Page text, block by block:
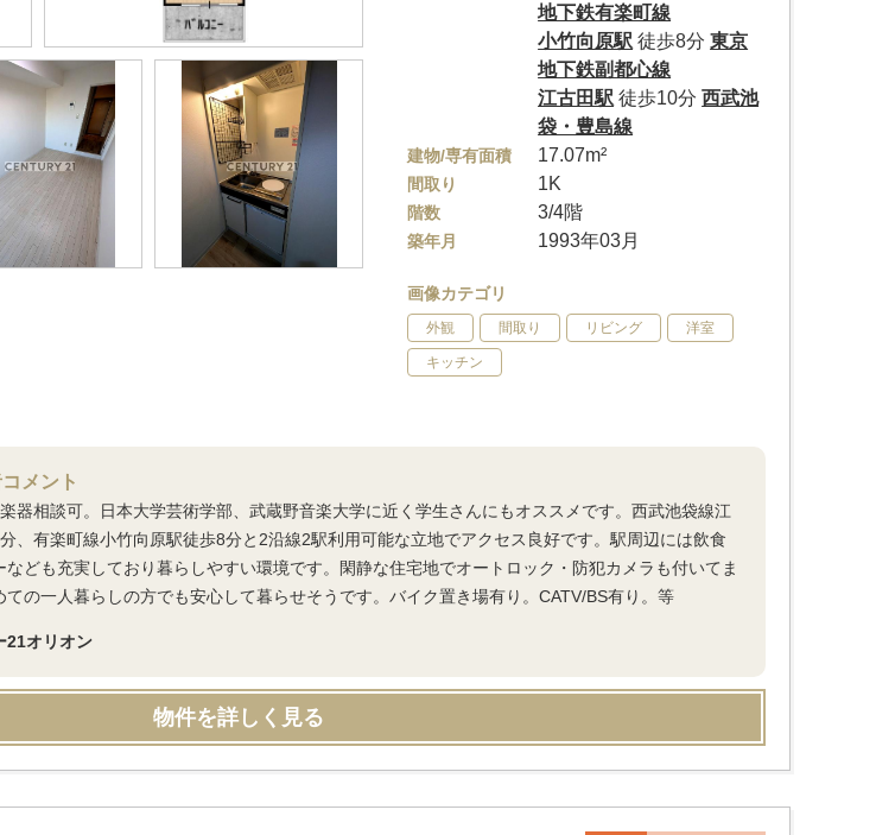
地下鉄有楽町線
小竹向原駅 徒歩8分東京
地下鉄副都心線
江古田駅 徒歩10分西武池
袋・豊島線
建物/専有面積 17.07m²
間取り 1K
階数 3/4階
築年月 1993年03月
画像カテゴリ
外観 間取り リビング 洋室
キッチン
メント
器相談可。日本大学芸術学部、武蔵野音楽大学に近く学生さんにもオススメです。西武池袋線江
、有楽町線小竹向原駅徒歩8分と2沿線2駅利用可能な立地でアクセス良好です。駅周辺には飲食
なども充実しており暮らしやすい環境です。閑静な住宅地でオートロック・防犯カメラも付いてま
ての一人暮らしの方でも安心して暮らせそうです。バイク置き場有り。CATV/BS有り。等
21オリオン
物件を詳しく見る